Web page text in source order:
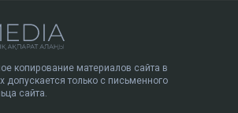
копирование материалов сайта в
допускается только с письменного
сайта.